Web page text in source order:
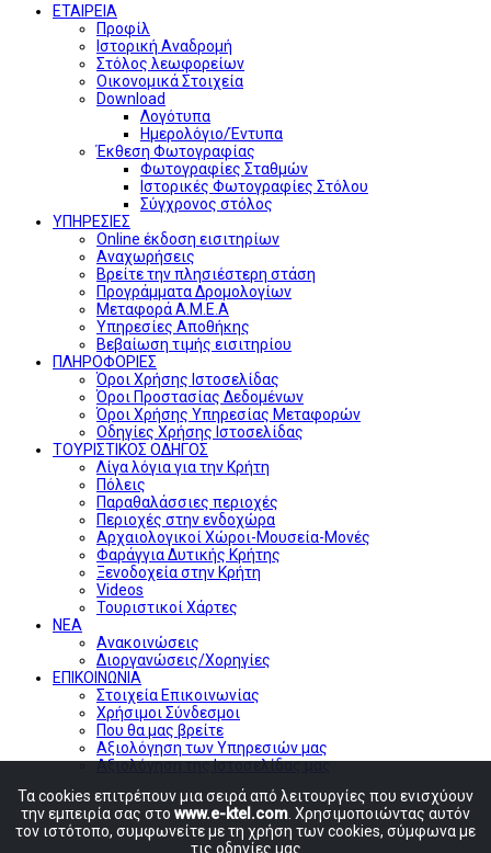
ΕΤΑΙΡΕΙΑ
Προφίλ
Ιστορική Αναδρομή
Στόλος λεωφορείων
Οικονομικά Στοιχεία
Download
Λογότυπα
Ημερολόγιο/Έντυπα
Έκθεση Φωτογραφίας
Φωτογραφίες Σταθμών
Ιστορικές Φωτογραφίες Στόλου
Σύγχρονος στόλος
ΥΠΗΡΕΣΙΕΣ
Online έκδοση εισιτηρίων
Αναχωρήσεις
Βρείτε την πλησιέστερη στάση
Προγράμματα Δρομολογίων
Μεταφορά Α.Μ.Ε.Α
Υπηρεσίες Αποθήκης
Βεβαίωση τιμής εισιτηρίου
ΠΛΗΡΟΦΟΡΙΕΣ
Όροι Χρήσης Ιστοσελίδας
Όροι Προστασίας Δεδομένων
Όροι Χρήσης Υπηρεσίας Μεταφορών
Οδηγίες Χρήσης Ιστοσελίδας
ΤΟΥΡΙΣΤΙΚΟΣ ΟΔΗΓΟΣ
Λίγα λόγια για την Κρήτη
Πόλεις
Παραθαλάσσιες περιοχές
Περιοχές στην ενδοχώρα
Αρχαιολογικοί Χώροι-Μουσεία-Μονές
Φαράγγια Δυτικής Κρήτης
Ξενοδοχεία στην Κρήτη
Videos
Τουριστικοί Χάρτες
ΝΕΑ
Ανακοινώσεις
Διοργανώσεις/Χορηγίες
ΕΠΙΚΟΙΝΩΝΙΑ
Στοιχεία Επικοινωνίας
Χρήσιμοι Σύνδεσμοι
Που θα μας βρείτε
Αξιολόγηση των Υπηρεσιών μας
Αξιολόγηση της Ιστοσελίδας μας
Τα cookies επιτρέπουν μια σειρά από λειτουργίες που ενισχύουν
την εμπειρία σας στο www.e-ktel.com . Χρησιμοποιώντας αυτόν
τον ιστότοπο, συμφωνείτε με τη χρήση των cookies, σύμφωνα με
τις οδηγίες μας